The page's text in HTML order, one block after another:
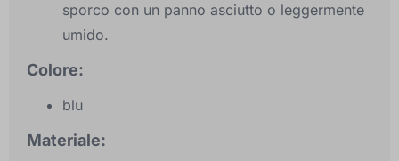
sporco con un panno asciutto o leggermente
umido.
Colore:
blu
Materiale: